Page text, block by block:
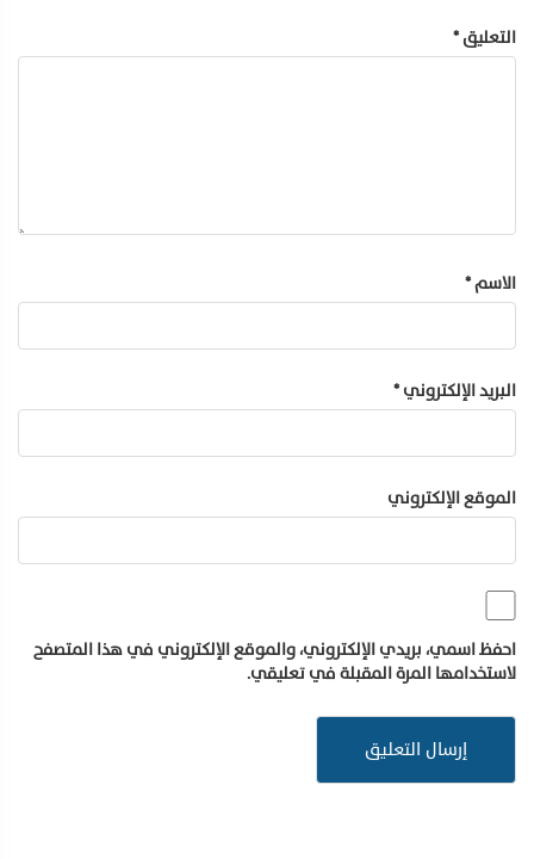
التعليق*
الاسم*
البريد الإلكتروني*
الموقع الإلكتروني
احفظ اسمي، بريدي الإلكتروني، والموقع الإلكتروني في هذا المتصفح
لاستخدامها المرة المقبلة في تعليقي.